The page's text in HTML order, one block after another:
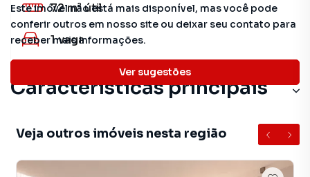
Este imóvel não está mais disponível, mas você pode
conferir outros em nosso site ou deixar seu contato para
receber mais informações.
Ver sugestões
72 m²útil
1vaga
Características principais
Veja outros imóveis nesta região